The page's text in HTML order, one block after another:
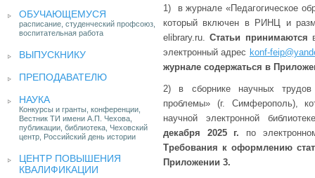
ОБУЧАЮЩЕМУСЯ
расписание, студенческий профсоюз,
воспитательная работа
ВЫПУСКНИКУ
ПРЕПОДАВАТЕЛЮ
НАУКА
Конкурсы и гранты, конференции,
Вестник ТИ имени А.П. Чехова,
публикации, библиотека, Чеховский
центр, Российский день истории
ЦЕНТР ПОВЫШЕНИЯ
КВАЛИФИКАЦИИ
1) в журнале «Педагогическое
который включен в РИНЦ и
elibrary.ru.Статьи принимаются
электронный адрес konf-
журнале содержаться в
2) в сборнике научных трудов
проблемы» (г. Симферополь),
научной электронной
декабря 2025 г. по
Требования к оформлению
Приложении 3.